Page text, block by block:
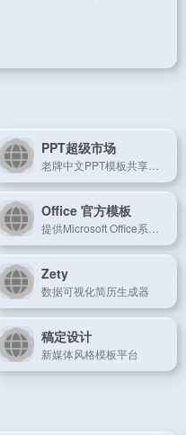
PPT超级市场
Office 官方模板
Zety
数据可视化简历生成器
稿定设计
新媒体风格模板平台